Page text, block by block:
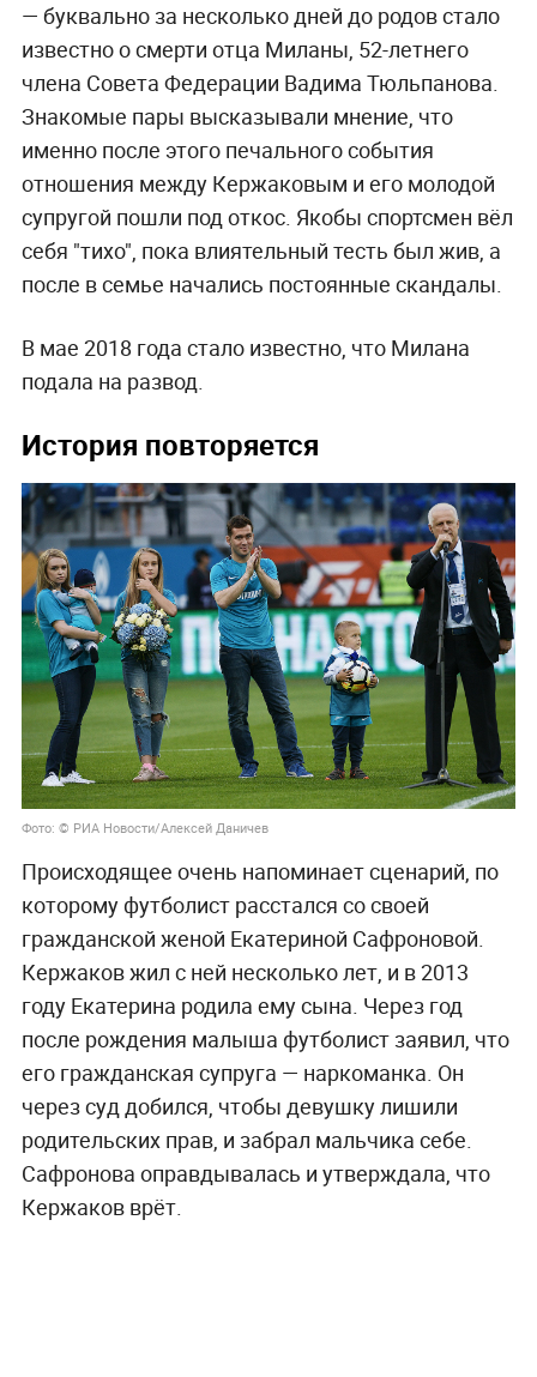
— буквально за несколько дней до родов стало
известно о смерти отца Миланы, 52-летнего
члена Совета Федерации Вадима Тюльпанова.
Знакомые пары высказывали мнение, что
именно после этого печального события
отношения между Кержаковым и его молодой
супругой пошли под откос. Якобы спортсмен вёл
себя "тихо", пока влиятельный тесть был жив, а
после в семье начались постоянные скандалы.
В мае 2018 года стало известно, что Милана
подала на развод.
История повторяется
Фото: © РИА Новости/Алексей Даничев
Происходящее очень напоминает сценарий, по
которому футболист расстался со своей
гражданской женой Екатериной Сафроновой.
Кержаков жил с ней несколько лет, и в 2013
году Екатерина родила ему сына. Через год
после рождения малыша футболист заявил, что
его гражданская супруга — наркоманка. Он
через суд добился, чтобы девушку лишили
родительских прав, и забрал мальчика себе.
Сафронова оправдывалась и утверждала, что
Кержаков врёт.